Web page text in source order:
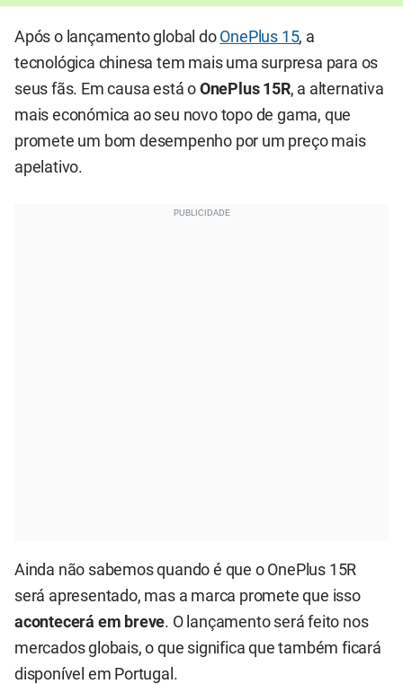
Após o lançamento global do OnePlus 15, a
tecnológica chinesa tem mais uma surpresa para os
seus fãs. Em causa está o OnePlus 15R, a alternativa
mais económica ao seu novo topo de gama, que
promete um bom desempenho por um preço mais
apelativo.
Ainda não sabemos quando é que o OnePlus 15R
será apresentado, mas a marca promete que isso
acontecerá em breve. O lançamento será feito nos
mercados globais, o que significa que também ficará
disponível em Portugal.